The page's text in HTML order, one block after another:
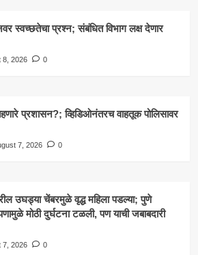
स्वच्छतेचा प्रश्न; संबंधित विभाग लक्ष देणार
8, 2026 0
प्रशासन?; व्हिडिओनंतरच वाहतूक पोलिसावर
7, 2026 0
उघड्या चेंबरमुळे वृद्ध महिला पडल्या; पुणे
मोठी दुर्घटना टळली, पण याची जबाबदारी
7, 2026 0